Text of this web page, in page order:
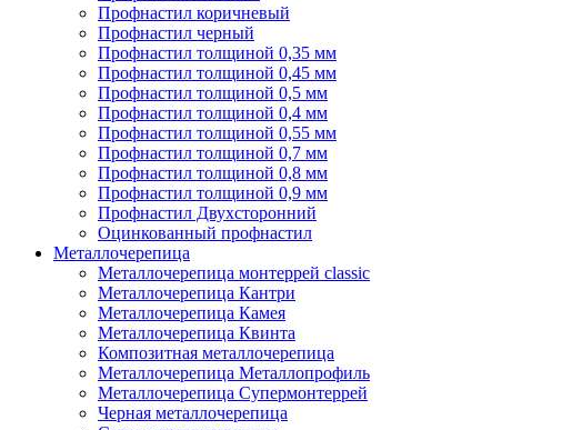
Профнастил коричневый
Профнастил черный
Профнастил толщиной 0,35 мм
Профнастил толщиной 0,45 мм
Профнастил толщиной 0,5 мм
Профнастил толщиной 0,4 мм
Профнастил толщиной 0,55 мм
Профнастил толщиной 0,7 мм
Профнастил толщиной 0,8 мм
Профнастил толщиной 0,9 мм
Профнастил Двухсторонний
Оцинкованный профнастил
Металлочерепица
Металлочерепица монтеррей classic
Металлочерепица Кантри
Металлочерепица Камея
Металлочерепица Квинта
Композитная металлочерепица
Металлочерепица Металлопрофиль
Металлочерепица Супермонтеррей
Черная металлочерепица